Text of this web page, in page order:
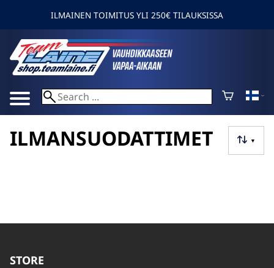
ILMAINEN TOIMITUS YLI 250€ TILAUKSISSA
▼
ILMANSUODATTIMET
STORE